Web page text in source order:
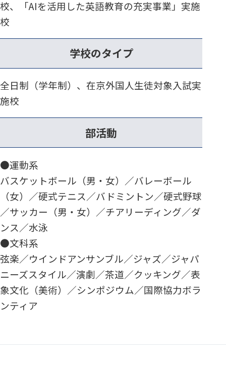
校、「AIを活用した英語教育の充実事業」実施
校
学校のタイプ
全日制（学年制）、在京外国人生徒対象入試実
施校
部活動
●運動系
バスケットボール（男・女）／バレーボール
（女）／硬式テニス／バドミントン／硬式野球
／サッカー（男・女）／チアリーディング／ダ
ンス／水泳
●文科系
弦楽／ウインドアンサンブル／ジャズ／ジャパ
ニーズスタイル／演劇／茶道／クッキング／表
象文化（美術）／シンポジウム／国際協力ボラ
ンティア